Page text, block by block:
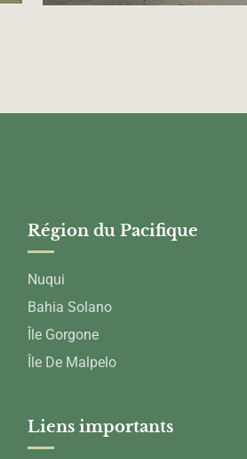
Région du Pacifique
Nuqui
Bahia Solano
Île Gorgone
Île De Malpelo
Liens importants